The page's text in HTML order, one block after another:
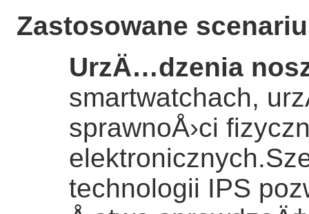
Zastosowane
UrzÄ…dzenia
smartwatchach,
sprawnoÅ›ci
technologii IPS